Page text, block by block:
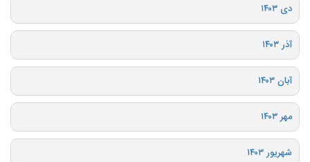
دی ۱۴۰۳
آذر ۱۴۰۳
آبان ۱۴۰۳
مهر ۱۴۰۳
شهریور ۱۴۰۳